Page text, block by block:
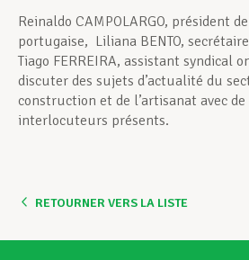
Reinaldo CAMPOLARGO, président
portugaise, Liliana BENTO,
Tiago FERREIRA, assistant syndical
discuter des sujets d’actualité du
construction et de l’artisanat avec
interlocuteurs présents.
RETOURNER VERS LA LISTE